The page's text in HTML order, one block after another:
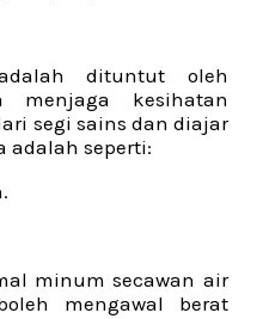
dituntut oleh
menjaga kesihatan
segi sains dan diajar
adalah seperti:
minum secawan air
mengawal berat